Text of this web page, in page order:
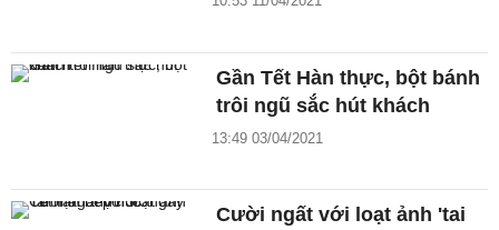
Gần Tết Hàn thực, bột bánh
trôi ngũ sắc hút khách
13:49 03/04/2021
Cười ngất với loạt ảnh 'tai